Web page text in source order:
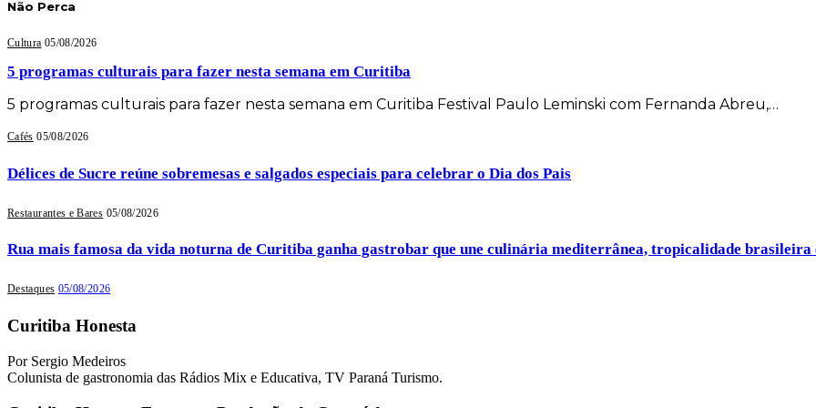
Não Perca
Cultura 05/08/2026
5 programas culturais para fazer nesta semana em Curitiba
5 programas culturais para fazer nesta semana em Curitiba Festival Paulo Leminski com Fernanda Abreu,…
Cafés 05/08/2026
Délices de Sucre reúne sobremesas e salgados especiais para celebrar o Dia dos Pais
Restaurantes e Bares 05/08/2026
Rua mais famosa da vida noturna de Curitiba ganha gastrobar que une culinária mediterrânea, tropicalidade brasileira
Destaques 05/08/2026
Curitiba Honesta
Por Sergio Medeiros
Colunista de gastronomia das Rádios Mix e Educativa, TV Paraná Turismo.